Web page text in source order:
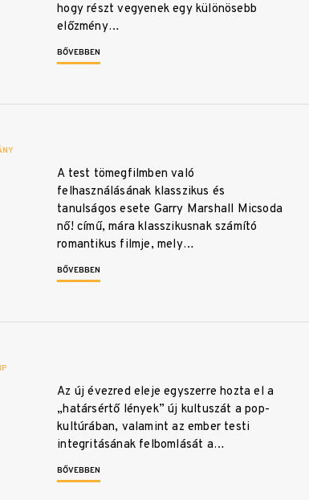
hogy részt vegyenek egy különösebb
előzmény…
BŐVEBBEN
A test tömegfilmben való
felhasználásának klasszikus és
tanulságos esete Garry Marshall Micsoda
nő! című, mára klasszikusnak számító
romantikus filmje, mely…
BŐVEBBEN
Az új évezred eleje egyszerre hozta el a
„határsértő lények” új kultuszát a pop-
kultúrában, valamint az ember testi
integritásának felbomlását a…
BŐVEBBEN